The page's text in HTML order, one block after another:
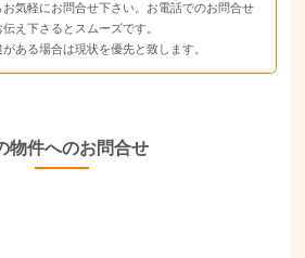
気軽にお問合せ下さい。お電話でのお問合せ
え下さるとスムーズです。
ある場合は現状を優先と致します。
物件へのお問合せ